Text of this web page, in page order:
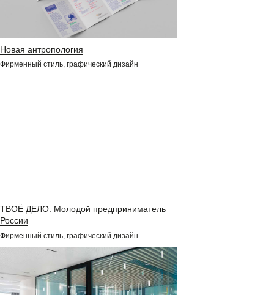
Новая антропология
Фирменный стиль, графический дизайн
ТВОЁ ДЕЛО. Молодой предприниматель
России
Фирменный стиль, графический дизайн